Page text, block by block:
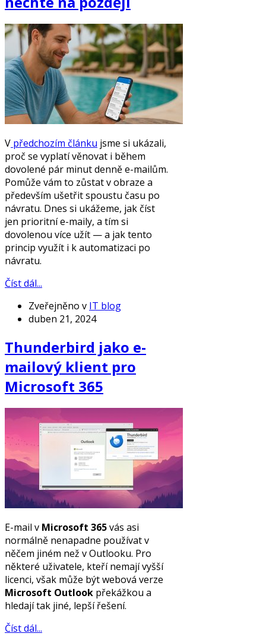
V předchozím článku jsme si ukázali,
proč se vyplatí věnovat i během
dovolené pár minut denně e-mailům.
Pomůže vám to zůstat v obraze a
především ušetřit spoustu času po
návratu. Dnes si ukážeme, jak číst
jen prioritní e-maily, a tím si
dovolenou více užít — a jak tento
princip využít i k automatizaci po
návratu.
Číst dál...
Zveřejněno v IT blog
duben 21, 2024
Thunderbird jako e-
mailový klient pro
Microsoft 365
E-mail v Microsoft 365vás asi
normálně nenapadne používat v
něčem jiném než v Outlooku. Pro
některé uživatele, kteří nemají vyšší
licenci, však může být webová verze
Microsoft Outlook překážkou a
hledají tak jiné, lepší řešení.
Číst dál...